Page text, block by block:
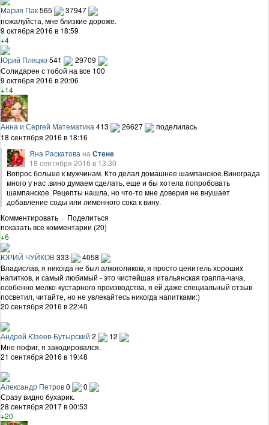
Мария Пак565
37947
пожалуйста, мне близкие дороже.
9 октября 2016 в 18:59
+4
Юрий Пляцко541
29709
Солидарен с тобой на все 100
9 октября 2016 в 20:06
+14
Анна и Сергей Математика 413 26627
поделилась
18 сентября 2016 в 18:16
Яна Раскатова на Стене
18 сентября 2016 в 13:30
Вопрос больше к мужчинам. Кто делал домашнее шампанское.Винограда
много у нас .вино думаем сделать, еще и бы хотела попробовать
шампанское. Рецепты нашла, но что-то мне доверия не внушает
добавление соды или лимонного сока к вину.
Комментировать · Поделиться
показать все комментарии (20)
+6
ЮРИЙ ЧУЙКОВ333
4058
Владислав, я никогда не был алкоголиком, я просто ценитель хороших
напитков, и самый любимый - это чистейшая итальянская граппа-чача,
особенно мелко-кустарного производства, я ей даже специальный отзыв
посветил, читайте, но не увлекайтесь никогда напитками:)
20 сентября 2016 в 22:40
Андрей Юзеев-Бутырский 2
12
Мне пофиг, я закодировался.
21 сентября 2016 в 19:48
Александр Петров0
0
Сразу видно бухарик.
28 сентября 2017 в 00:53
+20